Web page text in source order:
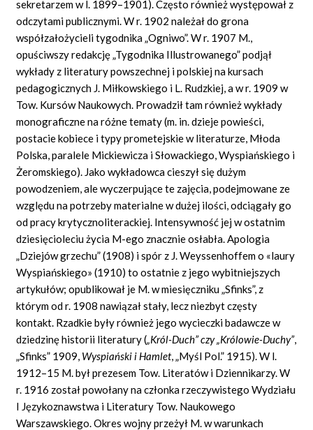
sekretarzem w l. 1899–1901). Często również występował z
odczytami publicznymi. W r. 1902 należał do grona
współzałożycieli tygodnika „Ogniwo”. W r. 1907 M.,
opuściwszy redakcję „Tygodnika Illustrowanego” podjął
wykłady z literatury powszechnej i polskiej na kursach
pedagogicznych J. Miłkowskiego i L. Rudzkiej, a w r. 1909 w
Tow. Kursów Naukowych. Prowadził tam również wykłady
monograficzne na różne tematy (m. in. dzieje powieści,
postacie kobiece i typy prometejskie w literaturze, Młoda
Polska, paralele Mickiewicza i Słowackiego, Wyspiańskiego i
Żeromskiego). Jako wykładowca cieszył się dużym
powodzeniem, ale wyczerpujące te zajęcia, podejmowane ze
względu na potrzeby materialne w dużej ilości, odciągały go
od pracy krytycznoliterackiej. Intensywność jej w ostatnim
dziesięcioleciu życia M-ego znacznie osłabła. Apologia
„Dziejów grzechu” (1908) i spór z J. Weyssenhoffem o «laury
Wyspiańskiego» (1910) to ostatnie z jego wybitniejszych
artykułów; opublikował je M. w miesięczniku „Sfinks”, z
którym od r. 1908 nawiązał stały, lecz niezbyt częsty
kontakt. Rzadkie były również jego wycieczki badawcze w
dziedzinę historii literatury („Król-Duch” czy „Królowie-Duchy”,
„Sfinks” 1909, Wyspiański i Hamlet,„Myśl Pol.” 1915). W l.
1912–15 M. był prezesem Tow. Literatów i Dziennikarzy. W
r. 1916 został powołany na członka rzeczywistego Wydziału
I Językoznawstwa i Literatury Tow. Naukowego
Warszawskiego. Okres wojny przeżył M. w warunkach